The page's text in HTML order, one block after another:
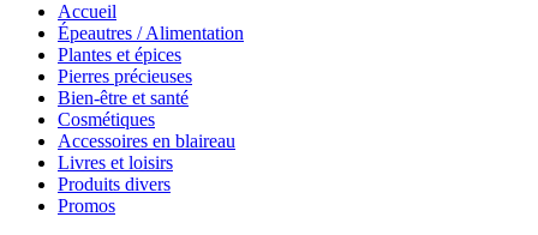
Accueil
Épeautres / Alimentation
Plantes et épices
Pierres précieuses
Bien-être et santé
Cosmétiques
Accessoires en blaireau
Livres et loisirs
Produits divers
Promos